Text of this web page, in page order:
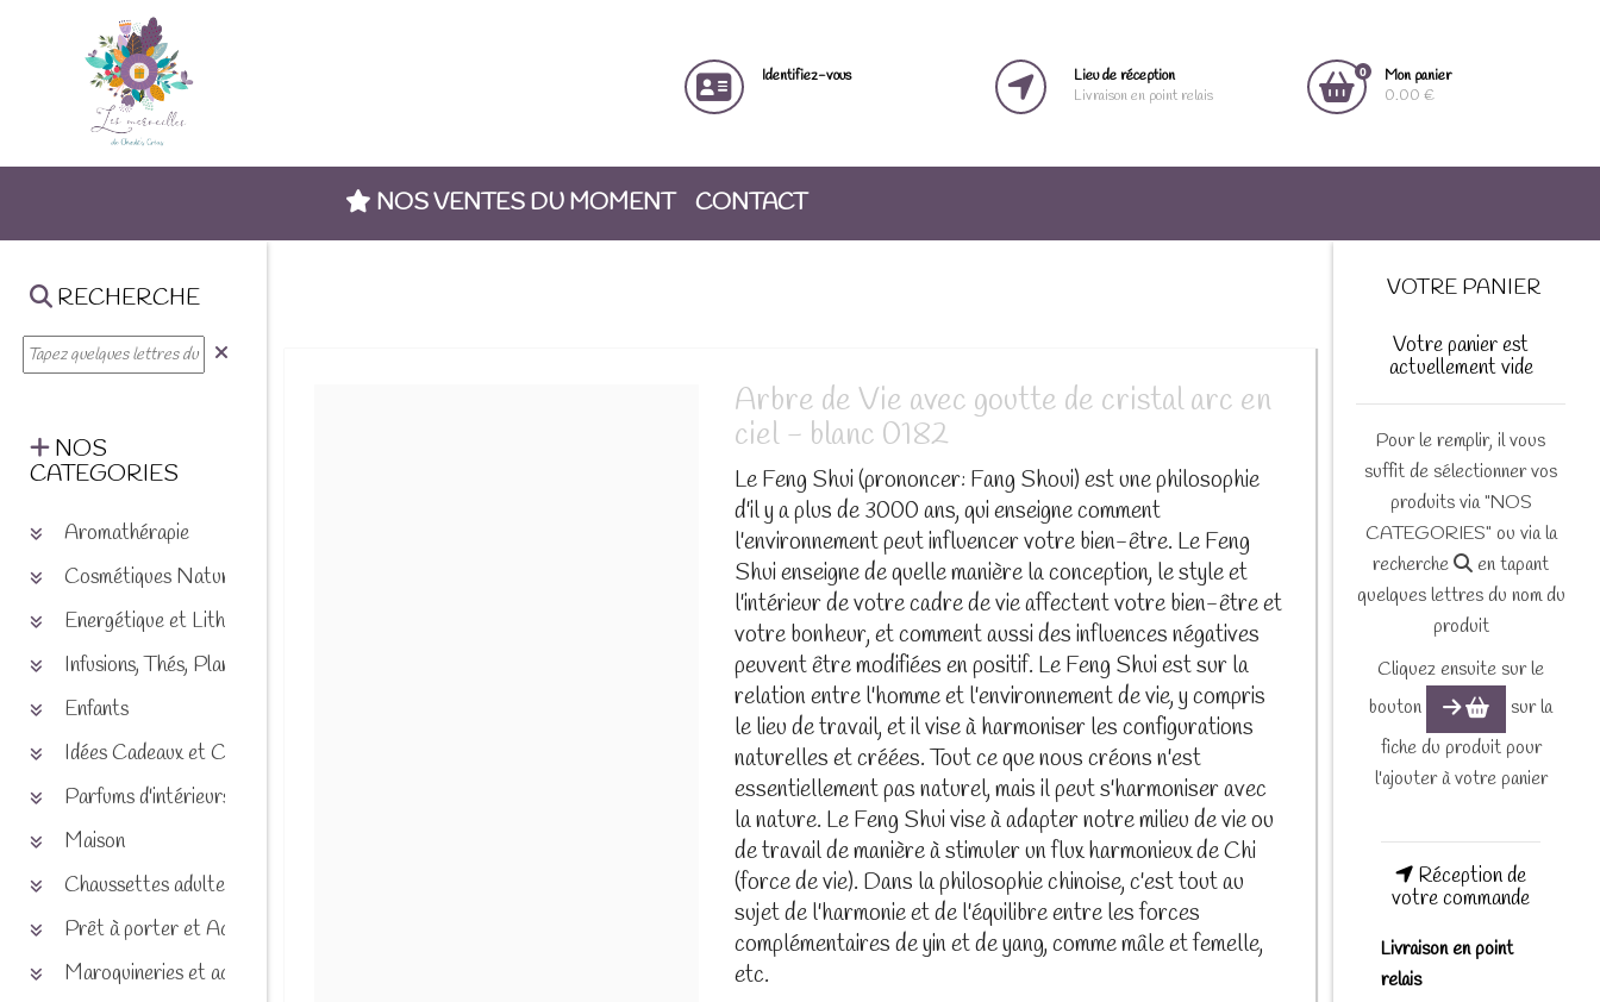
Identifiez-vous
Lieu de réception
Livraison en point relais
0
Mon panier
0.00 €
NOS VENTES DU MOMENT CONTACT
RECHERCHE
NOS
CATEGORIES
Aromathérapie
Cosmétiques Naturels
Energétique et Lithothérapie
Infusions, Thés, Plantes et produits naturels
Enfants
Idées Cadeaux et Chèques
Parfums d'intérieurs
Maison
Chaussettes adultes et enfants
Prêt à porter et Accessoires
Maroquineries et accessoires
Arbre de Vie avec goutte de cristal arc en
ciel - blanc 0182
Le Feng Shui (prononcer: Fang Shoui) est une philosophie
d'il y a plus de 3000 ans, qui enseigne comment
l'environnement peut influencer votre bien-être. Le Feng
Shui enseigne de quelle manière la conception, le style et
l'intérieur de votre cadre de vie affectent votre bien-être et
votre bonheur, et comment aussi des influences négatives
peuvent être modifiées en positif. Le Feng Shui est sur la
relation entre l'homme et l'environnement de vie, y compris
le lieu de travail, et il vise à harmoniser les configurations
naturelles et créées. Tout ce que nous créons n'est
essentiellement pas naturel, mais il peut s'harmoniser avec
la nature. Le Feng Shui vise à adapter notre milieu de vie ou
de travail de manière à stimuler un flux harmonieux de Chi
(force de vie). Dans la philosophie chinoise, c'est tout au
sujet de l'harmonie et de l'équilibre entre les forces
complémentaires de yin et de yang, comme mâle et femelle,
etc.
VOTRE PANIER
Votre panier est
actuellement vide
Pour le remplir, il vous
suffit de sélectionner vos
produits via "NOS
CATEGORIES" ou via la
recherche
en tapant
quelques lettres du nom du
produit
Cliquez ensuite sur le
bouton
sur la
fiche du produit pour
l'ajouter à votre panier
Réception de
votre commande
Livraison en point
relais